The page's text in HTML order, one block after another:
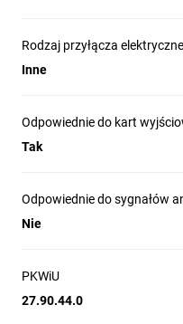
Rodzaj przyłącza
Inne
Odpowiednie do kart
Tak
Odpowiednie do sygnałów
Nie
PKWiU
27.90.44.0